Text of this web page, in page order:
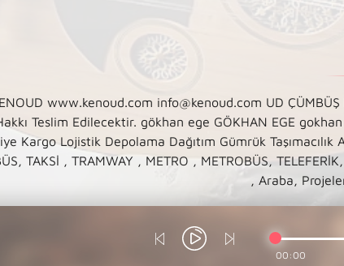
www.kenoud.com info@kenoud.com UD
Teslim Edilecektir. gökhan ege GÖKHAN EGE
Kargo Lojistik Depolama Dağıtım Gümrük Taşımacılık
TAKSİ , TRAMWAY , METRO , METROBÜS,
, Araba,
00:00